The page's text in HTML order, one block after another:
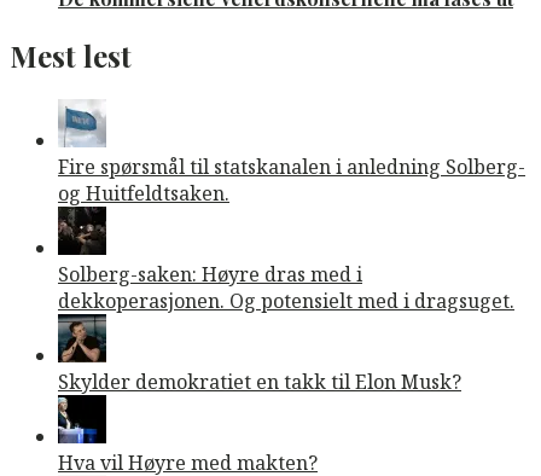
Mest lest
Fire spørsmål til statskanalen i anledning Solberg-
og Huitfeldtsaken.
Solberg-saken: Høyre dras med i
dekkoperasjonen. Og potensielt med i dragsuget.
Skylder demokratiet en takk til Elon Musk?
Hva vil Høyre med makten?